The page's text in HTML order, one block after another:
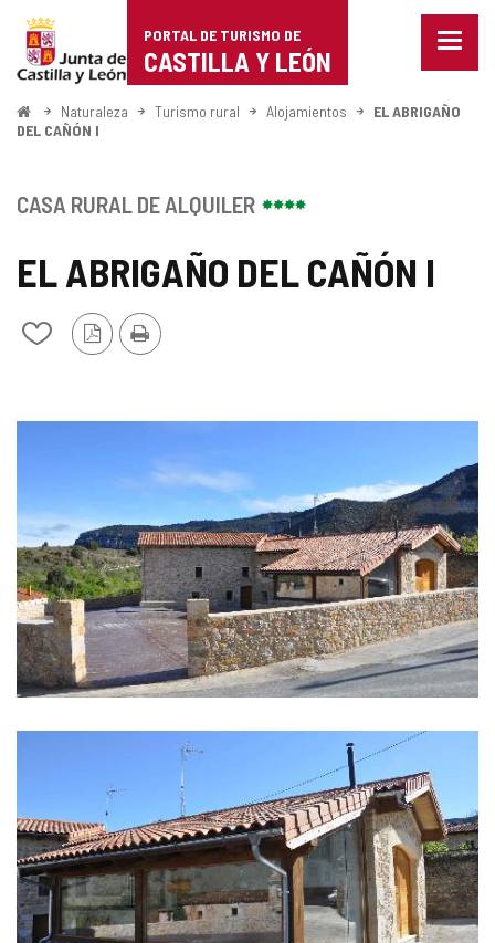
Portal
de
Turismo
de
Castilla
León
PORTAL DE TURISMO DE
CASTILLA Y LEÓN
Menu
InicioNaturaleza Turismo rural Alojamientos
EL ABRIGAÑO
DEL CAÑÓN I
EL ABRIGAÑO DEL CAÑÓN I
Añadir/quitar
Versión
PDF
Imprimir
IMÁGENES
CASA RURAL DE ALQUILER